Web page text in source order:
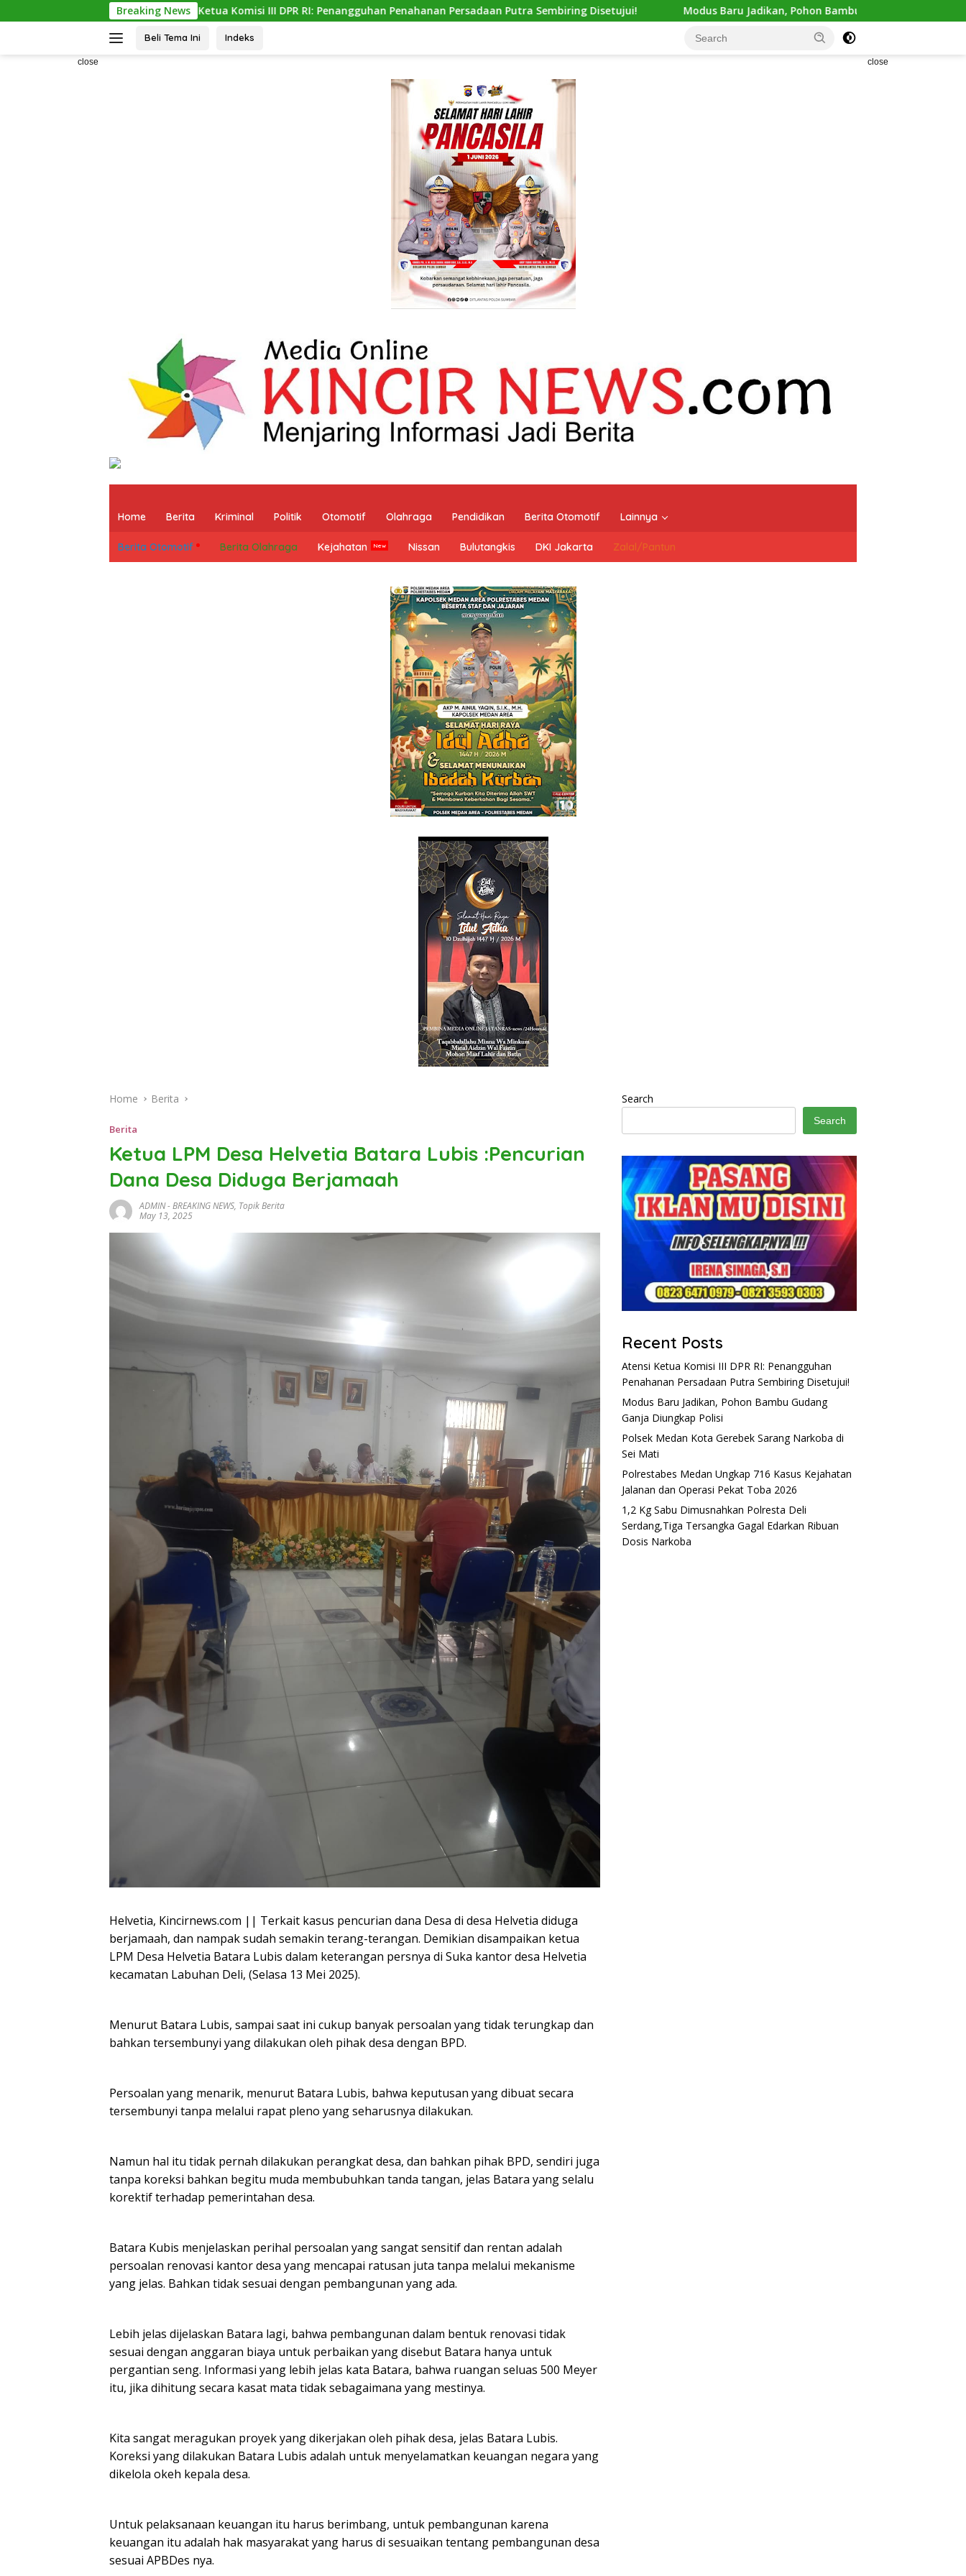
to
Breaking News
Atensi Ketua Komisi III DPR RI: Penangguhan Penahanan Persadaan Putra Sembiring Disetujui! Modus Baru Jadikan, Pohon Bambu Gudang Ganja Diungkap Polisi
Beli Tema Ini Indeks
close> close
Home Berita Kriminal Politik Otomotif Olahraga Pendidikan Berita Otomotif Lainnya
Berita Otomotif Berita Olahraga Kejahatan Nissan Bulutangkis DKI Jakarta Zalal/Pantun
Home Berita
Berita
Ketua LPM Desa Helvetia Batara Lubis :Pencurian
Dana Desa Diduga Berjamaah
ADMIN-BREAKING NEWS, Topik Berita
May 13, 2025
Helvetia, Kincirnews.com || Terkait kasus pencurian dana Desa di desa Helvetia diduga
berjamaah, dan nampak sudah semakin terang-terangan. Demikian disampaikan ketua
LPM Desa Helvetia Batara Lubis dalam keterangan persnya di Suka kantor desa Helvetia
kecamatan Labuhan Deli, (Selasa 13 Mei 2025).
Menurut Batara Lubis, sampai saat ini cukup banyak persoalan yang tidak terungkap dan
bahkan tersembunyi yang dilakukan oleh pihak desa dengan BPD.
Persoalan yang menarik, menurut Batara Lubis, bahwa keputusan yang dibuat secara
tersembunyi tanpa melalui rapat pleno yang seharusnya dilakukan.
Namun hal itu tidak pernah dilakukan perangkat desa, dan bahkan pihak BPD, sendiri juga
tanpa koreksi bahkan begitu muda membubuhkan tanda tangan, jelas Batara yang selalu
korektif terhadap pemerintahan desa.
Batara Kubis menjelaskan perihal persoalan yang sangat sensitif dan rentan adalah
persoalan renovasi kantor desa yang mencapai ratusan juta tanpa melalui mekanisme
yang jelas. Bahkan tidak sesuai dengan pembangunan yang ada.
Lebih jelas dijelaskan Batara lagi, bahwa pembangunan dalam bentuk renovasi tidak
sesuai dengan anggaran biaya untuk perbaikan yang disebut Batara hanya untuk
pergantian seng. Informasi yang lebih jelas kata Batara, bahwa ruangan seluas 500 Meyer
itu, jika dihitung secara kasat mata tidak sebagaimana yang mestinya.
Kita sangat meragukan proyek yang dikerjakan oleh pihak desa, jelas Batara Lubis.
Koreksi yang dilakukan Batara Lubis adalah untuk menyelamatkan keuangan negara yang
dikelola okeh kepala desa.
Untuk pelaksanaan keuangan itu harus berimbang, untuk pembangunan karena
keuangan itu adalah hak masyarakat yang harus di sesuaikan tentang pembangunan desa
sesuai APBDes nya.
Search
Search
Recent Posts
Atensi Ketua Komisi III DPR RI: Penangguhan
Penahanan Persadaan Putra Sembiring Disetujui!
Modus Baru Jadikan, Pohon Bambu Gudang
Ganja Diungkap Polisi
Polsek Medan Kota Gerebek Sarang Narkoba di
Sei Mati
Polrestabes Medan Ungkap 716 Kasus Kejahatan
Jalanan dan Operasi Pekat Toba 2026
1,2 Kg Sabu Dimusnahkan Polresta Deli
Serdang,Tiga Tersangka Gagal Edarkan Ribuan
Dosis Narkoba